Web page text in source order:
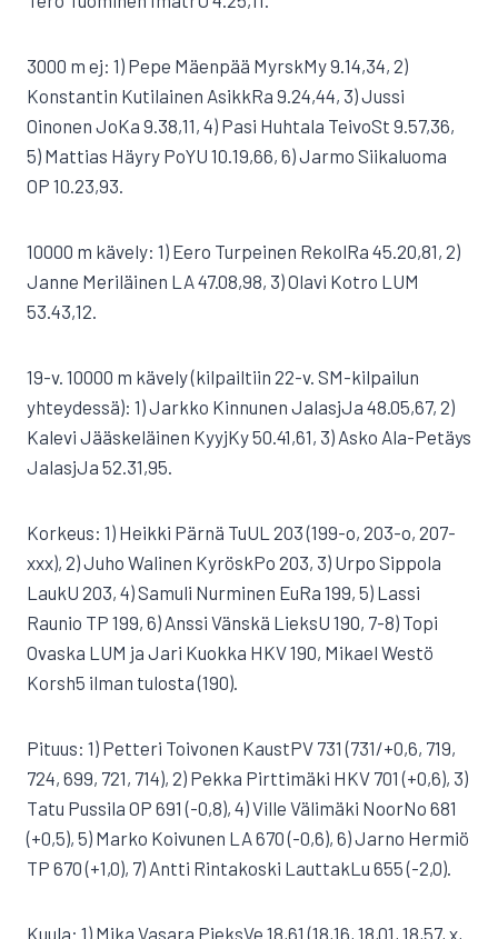
3000 m ej: 1) Pepe Mäenpää MyrskMy 9.14,34, 2)
Konstantin Kutilainen AsikkRa 9.24,44, 3) Jussi
Oinonen JoKa 9.38,11, 4) Pasi Huhtala TeivoSt 9.57,36,
5) Mattias Häyry PoYU 10.19,66, 6) Jarmo Siikaluoma
OP 10.23,93.
10000 m kävely: 1) Eero Turpeinen RekolRa 45.20,81, 2)
Janne Meriläinen LA 47.08,98, 3) Olavi Kotro LUM
53.43,12.
19-v. 10000 m kävely (kilpailtiin 22-v. SM-kilpailun
yhteydessä): 1) Jarkko Kinnunen JalasjJa 48.05,67, 2)
Kalevi Jääskeläinen KyyjKy 50.41,61, 3) Asko Ala-Petäys
JalasjJa 52.31,95.
Korkeus: 1) Heikki Pärnä TuUL 203 (199-o, 203-o, 207-
xxx), 2) Juho Walinen KyröskPo 203, 3) Urpo Sippola
LaukU 203, 4) Samuli Nurminen EuRa 199, 5) Lassi
Raunio TP 199, 6) Anssi Vänskä LieksU 190, 7-8) Topi
Ovaska LUM ja Jari Kuokka HKV 190, Mikael Westö
Korsh5 ilman tulosta (190).
Pituus: 1) Petteri Toivonen KaustPV 731 (731/+0,6, 719,
724, 699, 721, 714), 2) Pekka Pirttimäki HKV 701 (+0,6), 3)
Tatu Pussila OP 691 (-0,8), 4) Ville Välimäki NoorNo 681
(+0,5), 5) Marko Koivunen LA 670 (-0,6), 6) Jarno Hermiö
TP 670 (+1,0), 7) Antti Rintakoski LauttakLu 655 (-2,0).
Kuula: 1) Mika Vasara PieksVe 18,61 (18,16, 18,01, 18,57, x,